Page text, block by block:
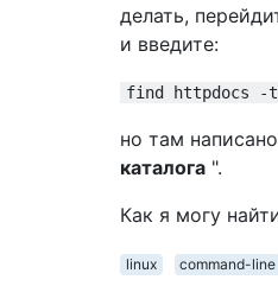
делать,
и введите:
find httpdocs -
но там
каталога ".
Как я могу
linux
command-line